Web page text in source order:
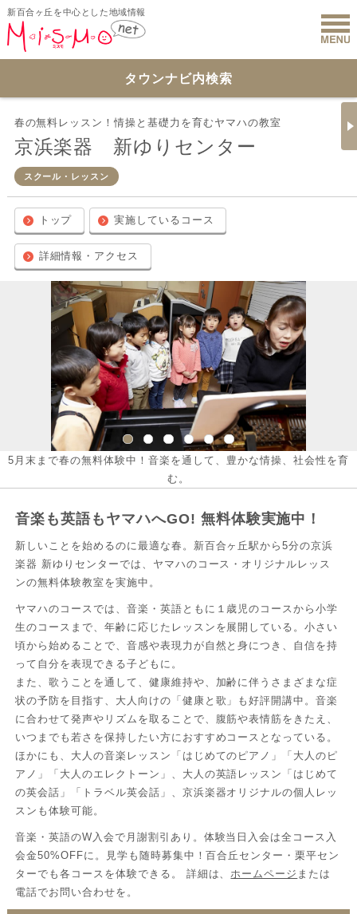
新百合ヶ丘を中心とした地域情報
新百合ヶ
タウンナビ内検索
春の無料レッスン！情操と基礎力を育むヤマハの教室
京浜楽器 新ゆりセンター
スクール・レッスン
トップ 実施しているコース
詳細情報・アクセス
5月末まで春の無料体験中！音楽を通して、豊かな情操、社会性を育
む。
音楽も英語もヤマハへGO! 無料体験実施中！
新しいことを始めるのに最適な春。新百合ヶ丘駅から5分の京浜
楽器 新ゆりセンターでは、ヤマハのコース・オリジナルレッス
ンの無料体験教室を実施中。
ヤマハのコースでは、音楽・英語ともに１歳児のコースから小学
生のコースまで、年齢に応じたレッスンを展開している。小さい
頃から始めることで、音感や表現力が自然と身につき、自信を持
って自分を表現できる子どもに。
また、歌うことを通して、健康維持や、加齢に伴うさまざまな症
状の予防を目指す、大人向けの「健康と歌」も好評開講中。音楽
に合わせて発声やリズムを取ることで、腹筋や表情筋をきたえ、
いつまでも若さを保持したい方におすすめコースとなっている。
ほかにも、大人の音楽レッスン「はじめてのピアノ」「大人のピ
アノ」「大人のエレクトーン」、大人の英語レッスン「はじめて
の英会話」「トラベル英会話」、京浜楽器オリジナルの個人レッ
スンも体験可能。
音楽・英語のW入会で月謝割引あり。体験当日入会は全コース入
会金50%OFFに。見学も随時募集中！百合丘センター・栗平セン
ターでも各コースを体験できる。 詳細は、ホームページ または
電話でお問い合わせを。